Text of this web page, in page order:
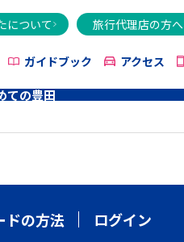
について 旅行代理店の方へ
ガイドブック アクセス
ての豊田
ドの方法 ログイン